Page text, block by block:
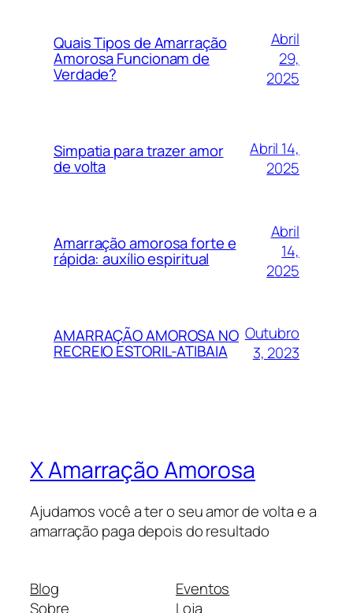
Quais Tipos de Amarração
Amorosa Funcionam de
Verdade?
Abril
29,
2025
Simpatia para trazer amor
de volta
Abril 14,
2025
Amarração amorosa forte e
rápida: auxílio espiritual
Abril
14,
2025
AMARRAÇÃO AMOROSA NO
RECREIO ESTORIL-ATIBAIA
Outubro
3, 2023
X Amarração Amorosa
Ajudamos você a ter o seu amor de volta e a
amarração paga depois do resultado
Blog
Sobre
Eventos
Loja